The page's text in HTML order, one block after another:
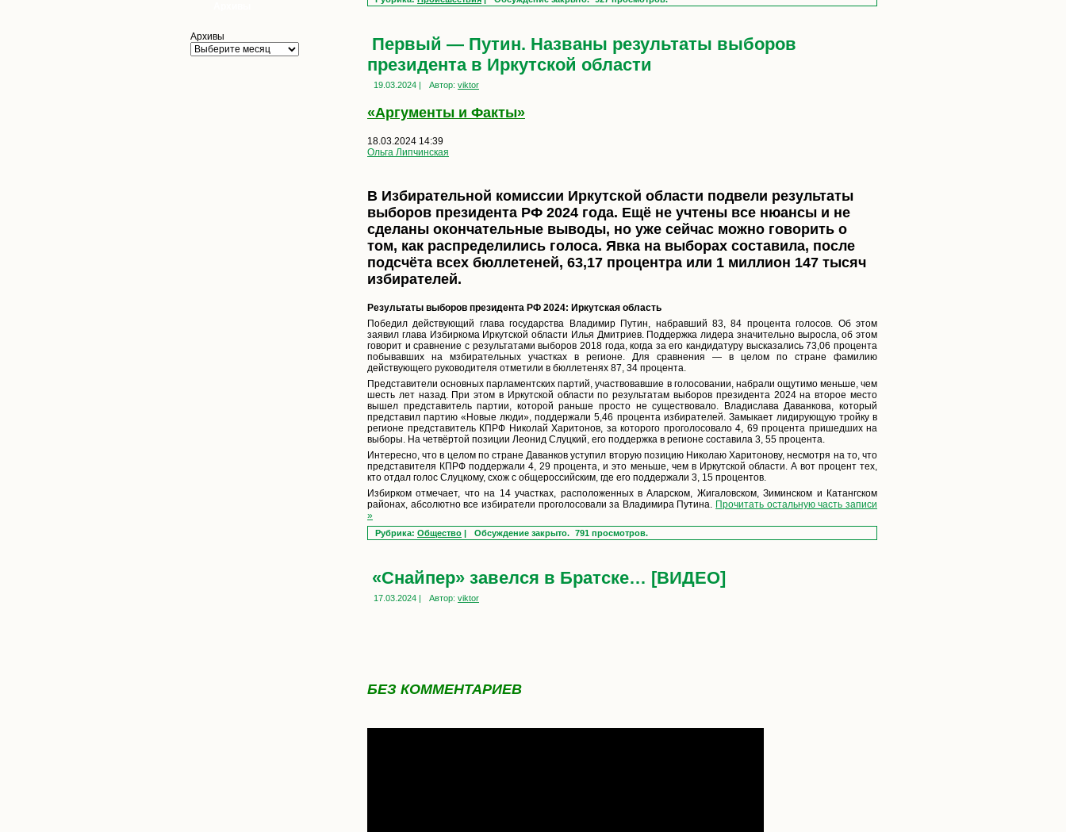
Архивы
Первый — Путин. Названы результаты выборов
президента в Иркутской области
19.03.2024 | Автор: viktor
«Аргументы и Факты»
18.03.2024 14:39
Ольга Липчинская
В Избирательной комиссии Иркутской области подвели результаты
выборов президента РФ 2024 года. Ещё не учтены все нюансы и не
сделаны окончательные выводы, но уже сейчас можно говорить о
том, как распределились голоса. Явка на выборах составила, после
подсчёта всех бюллетеней, 63,17 процентра или 1 миллион 147 тысяч
избирателей.
Результаты выборов президента РФ 2024: Иркутская область
Победил действующий глава государства Владимир Путин, набравший 83, 84 процента голосов. Об этом
заявил глава Избиркома Иркутской области Илья Дмитриев. Поддержка лидера значительно выросла, об этом
говорит и сравнение с результатами выборов 2018 года, когда за его кандидатуру высказались 73,06 процента
побывавших на мзбирательных участках в регионе. Для сравнения — в целом по стране фамилию
действующего руководителя отметили в бюллетенях 87, 34 процента.
Представители основных парламентских партий, участвовавшие в голосовании, набрали ощутимо меньше, чем
шесть лет назад. При этом в Иркутской области по результатам выборов президента 2024 на второе место
вышел представитель партии, которой раньше просто не существовало. Владислава Даванкова, который
представил партию «Новые люди», поддержали 5,46 процента избирателей. Замыкает лидирующую тройку в
регионе представитель КПРФ Николай Харитонов, за которого проголосовало 4, 69 процента пришедших на
выборы. На четвёртой позиции Леонид Слуцкий, его поддержка в регионе составила 3, 55 процента.
Интересно, что в целом по стране Даванков уступил вторую позицию Николаю Харитонову, несмотря на то, что
представителя КПРФ поддержали 4, 29 процента, и это меньше, чем в Иркутской области. А вот процент тех,
кто отдал голос Слуцкому, схож с общероссийским, где его поддержали 3, 15 процентов.
Избирком отмечает, что на 14 участках, расположенных в Аларском, Жигаловском, Зиминском и Катангском
районах, абсолютно все избиратели проголосовали за Владимира Путина. Прочитать остальную часть записи
»
Рубрика: Общество | Обсуждение закрыто. 791 просмотров.
«Снайпер» завелся в Братске… [ВИДЕО]
17.03.2024 | Автор: viktor
БЕЗ КОММЕНТАРИЕВ